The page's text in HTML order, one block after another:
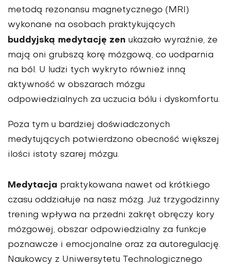
metodą rezonansu magnetycznego (MRI)
wykonane na osobach praktykujących
buddyjską medytację zen ukazało wyraźnie, że
mają oni grubszą korę mózgową, co uodparnia
na ból. U ludzi tych wykryto również inną
aktywność w obszarach mózgu
odpowiedzialnych za uczucia bólu i dyskomfortu.
Poza tym u bardziej doświadczonych
medytujących potwierdzono obecność większej
ilości istoty szarej mózgu.
Medytacja praktykowana nawet od krótkiego
czasu oddziałuje na nasz mózg. Już trzygodzinny
trening wpływa na przedni zakręt obręczy kory
mózgowej, obszar odpowiedzialny za funkcje
poznawcze i emocjonalne oraz za autoregulację.
Naukowcy z Uniwersytetu Technologicznego